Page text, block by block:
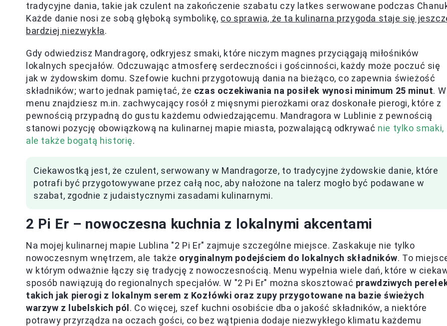
tradycyjne dania, takie jak czulent na zakończenie szabatu czy latkes serwowane podczas
Każde danie nosi ze sobą głęboką symbolikę, co sprawia, że ta kulinarna przygoda staje się
bardziej niezwykła.
Gdy odwiedzisz Mandragorę, odkryjesz smaki, które niczym magnes przyciągają miłośników
lokalnych specjałów. Odczuwając atmosferę serdeczności i gościnności, każdy może poczuć się
jak w żydowskim domu. Szefowie kuchni przygotowują dania na bieżąco, co zapewnia świeżość
składników; warto jednak pamiętać, że czas oczekiwania na posiłek wynosi minimum 25 minut. W
menu znajdziesz m.in. zachwycający rosół z mięsnymi pierożkami oraz doskonałe pierogi, które z
pewnością przypadną do gustu każdemu odwiedzającemu. Mandragora w Lublinie z pewnością
stanowi pozycję obowiązkową na kulinarnej mapie miasta, pozwalającą odkrywać nie tylko smaki,
ale także bogatą historię.
Ciekawostką jest, że czulent, serwowany w Mandragorze, to tradycyjne żydowskie danie, które
potrafi być przygotowywane przez całą noc, aby nałożone na talerz mogło być podawane w
szabat, zgodnie z judaistycznymi zasadami kulinarnymi.
2 Pi Er – nowoczesna kuchnia z lokalnymi akcentami
Na mojej kulinarnej mapie Lublina "2 Pi Er" zajmuje szczególne miejsce. Zaskakuje nie tylko
nowoczesnym wnętrzem, ale także oryginalnym podejściem do lokalnych składników. To
w którym odważnie łączy się tradycję z nowoczesnością. Menu wypełnia wiele dań, które w
sposób nawiązują do regionalnych specjałów. W "2 Pi Er" można skosztować prawdziwych
takich jak pierogi z lokalnym serem z Kozłówki oraz zupy przygotowane na bazie świeżych
warzyw z lubelskich pól . Co więcej, szef kuchni osobiście dba o jakość składników, a niektóre
potrawy przyrządza na oczach gości, co bez wątpienia dodaje niezwykłego klimatu każdemu